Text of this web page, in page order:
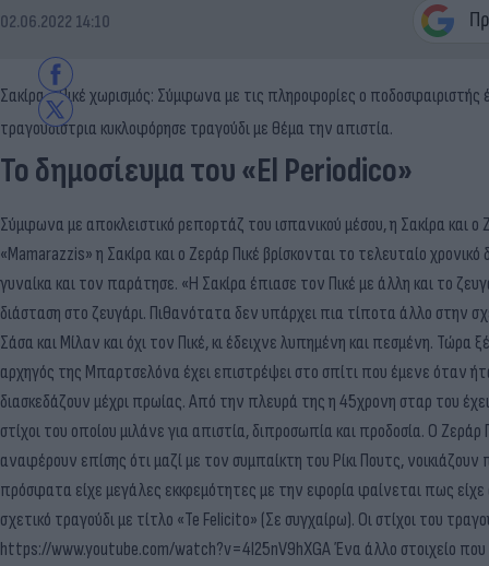
02.06.2022 14:10
Σακίρα - Πικέ χωρισμός: Σύμφωνα με τις πληροφορίες ο ποδοσφαιριστής
τραγουδίστρια κυκλοφόρησε τραγούδι με θέμα την απιστία.
Το δημοσίευμα του «El Periodico»
Σύμφωνα με αποκλειστικό ρεπορτάζ του ισπανικού μέσου, η Σακίρα και
«Mamarazzis» η Σακίρα και ο Ζεράρ Πικέ βρίσκονται το τελευταίο
γυναίκα και τον παράτησε. «Η Σακίρα έπιασε τον Πικέ με άλλη και το
διάσταση στο ζευγάρι. Πιθανότατα δεν υπάρχει πια τίποτα άλλο στην
Σάσα και Μίλαν και όχι τον Πικέ, κι έδειχνε λυπημένη και πεσμένη.
αρχηγός της Μπαρτσελόνα έχει επιστρέψει στο σπίτι που έμενε όταν
διασκεδάζουν μέχρι πρωίας. Από την πλευρά της η 45χρονη σταρ του
στίχοι του οποίου μιλάνε για απιστία, διπροσωπία και προδοσία. Ο
αναφέρουν επίσης ότι μαζί με τον συμπαίκτη του Ρίκι Πουτς,
πρόσφατα είχε μεγάλες εκκρεμότητες με την εφορία φαίνεται πως
σχετικό τραγούδι με τίτλο «Te Felicito» (Σε συγχαίρω). Οι στίχοι του
https://www.youtube.com/watch?v=4I25nV9hXGA Ένα άλλο στοιχείο που